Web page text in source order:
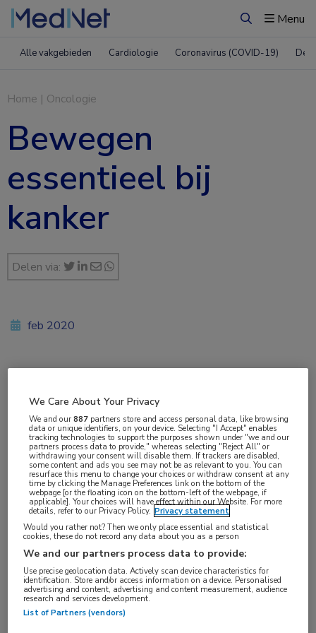
ZoekenMenu
Alle vakgebieden Cardiologie Coronavirus (COVID-19)
Home | Oncologie
Bewegen
essentieel bij
kanker
Delen via:
Beweging is belangrijk voor de preventie,
behandeling, het herstel en de overlevingskans
bij kanker. Daarom zijn er nu duidelijke
aanbevelingenvoor beweging bij
kankerpatiënten.
feb 2020
Oncologie
Tags:
bewegen
We Care About Your Privacy
We and our887 partners store and access personal data, like browsing
data or unique identifiers, on your device. Selecting "I Accept" enables
tracking technologies to support the purposes shown under "we and our
partners process data to provide," whereas selecting "Reject All" or
withdrawing your consent will disable them. If trackers are disabled,
some content and ads you see may not be as relevant to you. You can
resurface this menu to change your choices or withdraw consent at any
time by clicking the Manage Preferences link on the bottom of the
webpage [or the floating icon on the bottom-left of the webpage, if
applicable]. Your choices will have effect within our Website. For more
details, refer to our Privacy Policy. Privacy statement
Would you rather not? Then we only place essential and statistical
cookies, these do not record any data about you as a person
We and our partners process data to provide:
Use precise geolocation data. Actively scan device characteristics for
identification. Store and/or access information on a device. Personalised
advertising and content, advertising and content measurement, audience
research and services development.
List of Partners (vendors)